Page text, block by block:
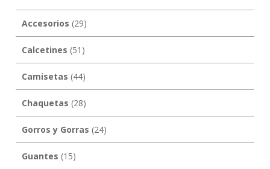
Accesorios (29)
Calcetines (51)
Camisetas (44)
Chaquetas (28)
Gorros y Gorras (24)
Guantes (15)